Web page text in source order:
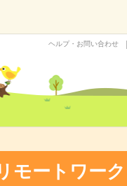
ヘルプ・お問い合わせ
モートワーク